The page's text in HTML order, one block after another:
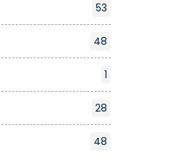
53
48
1
28
48